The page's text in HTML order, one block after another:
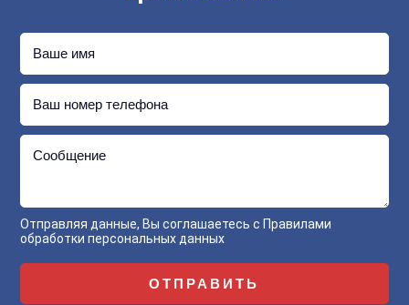
Ваше имя
Ваш номер телефона
Сообщение
Отправляя данные, Вы соглашаетесь с Правилами
обработки персональных данных